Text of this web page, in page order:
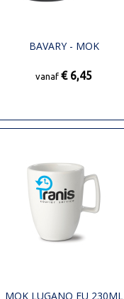
BAVARY - MOK
vanaf € 6,45
MOK LUGANO EU 230ML